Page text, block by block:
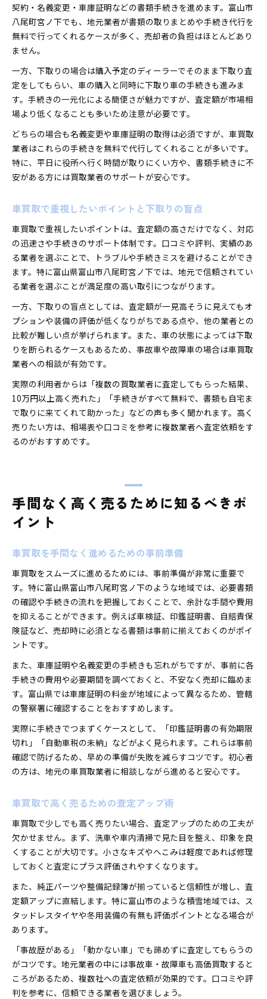
契約・名義変更・車庫証明などの書類手続きを進めます。富山市
八尾町宮ノ下でも、地元業者が書類の取りまとめや手続き代行を
無料で行ってくれるケースが多く、売却者の負担はほとんどあり
ません。
一方、下取りの場合は購入予定のディーラーでそのまま下取り査
定をしてもらい、車の購入と同時に下取り車の手続きも進みま
す。手続きの一元化による簡便さが魅力ですが、査定額が市場相
場より低くなることも多いため注意が必要です。
どちらの場合も名義変更や車庫証明の取得は必須ですが、車買取
業者はこれらの手続きを無料で代行してくれることが多いです。
特に、平日に役所へ行く時間が取りにくい方や、書類手続きに不
安がある方には買取業者のサポートが安心です。
車買取で重視したいポイントと下取りの盲点
車買取で重視したいポイントは、査定額の高さだけでなく、対応
の迅速さや手続きのサポート体制です。口コミや評判、実績のあ
る業者を選ぶことで、トラブルや手続きミスを避けることができ
ます。特に富山県富山市八尾町宮ノ下では、地元で信頼されてい
る業者を選ぶことが満足度の高い取引につながります。
一方、下取りの盲点としては、査定額が一見高そうに見えてもオ
プションや装備の評価が低くなりがちである点や、他の業者との
比較が難しい点が挙げられます。また、車の状態によっては下取
りを断られるケースもあるため、事故車や故障車の場合は車買取
業者への相談が有効です。
実際の利用者からは「複数の買取業者に査定してもらった結果、
10万円以上高く売れた」「手続きがすべて無料で、書類も自宅ま
で取りに来てくれて助かった」などの声も多く聞かれます。高く
売りたい方は、相場表や口コミを参考に複数業者へ査定依頼をす
るのがおすすめです。
手間なく高く売るために知るべきポ
イント
車買取を手間なく進めるための事前準備
車買取をスムーズに進めるためには、事前準備が非常に重要で
す。特に富山県富山市八尾町宮ノ下のような地域では、必要書類
の確認や手続きの流れを把握しておくことで、余計な手間や費用
を抑えることができます。例えば車検証、印鑑証明書、自賠責保
険証など、売却時に必須となる書類は事前に揃えておくのがポイ
ントです。
また、車庫証明や名義変更の手続きも忘れがちですが、事前に各
手続きの費用や必要期間を調べておくと、不安なく売却に臨めま
す。富山県では車庫証明の料金が地域によって異なるため、管轄
の警察署に確認することをおすすめします。
実際に手続きでつまずくケースとして、「印鑑証明書の有効期限
切れ」「自動車税の未納」などがよく見られます。これらは事前
確認で防げるため、早めの準備が失敗を減らすコツです。初心者
の方は、地元の車買取業者に相談しながら進めると安心です。
車買取で高く売るための査定アップ術
車買取で少しでも高く売りたい場合、査定アップのための工夫が
欠かせません。まず、洗車や車内清掃で見た目を整え、印象を良
くすることが大切です。小さなキズやへこみは軽度であれば修理
しておくと査定にプラス評価されやすくなります。
また、純正パーツや整備記録簿が揃っていると信頼性が増し、査
定額アップに直結します。特に富山市のような積雪地域では、ス
タッドレスタイヤや冬用装備の有無も評価ポイントとなる場合が
あります。
「事故歴がある」「動かない車」でも諦めずに査定してもらうの
がコツです。地元業者の中には事故車・故障車も高価買取すると
ころがあるため、複数社への査定依頼が効果的です。口コミや評
判を参考に、信頼できる業者を選びましょう。